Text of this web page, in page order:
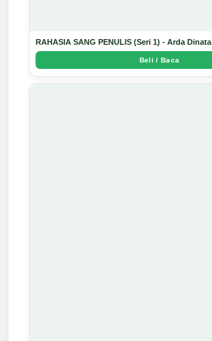
RAHASIA SANG PENULIS (Seri 1) - Arda Dinata
Beli / Baca